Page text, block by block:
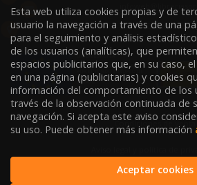
C/ Xàtiva 15
46002 Valencia
Condiciones de venta
Política de Protección de
Esta web utiliza cookies propias y de
usuario la navegación a través de una
para el seguimiento y análisis
de los usuarios (analíticas), que
espacios publicitarios que, en su caso,
en una página (publicitarias) y cookies
información del comportamiento de los
través de la observación continuada de
navegación. Si acepta este aviso
su uso. Puede obtener más información
Aceptar cookies